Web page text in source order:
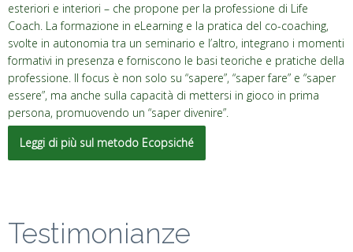
esteriori e interiori – che propone per la professione di Life
Coach. La formazione in eLearning e la pratica del co-coaching,
svolte in autonomia tra un seminario e l’altro, integrano i momenti
formativi in presenza e forniscono le basi teoriche e pratiche della
professione. Il focus è non solo su “sapere”, “saper fare” e “saper
essere”, ma anche sulla capacità di mettersi in gioco in prima
persona, promuovendo un “saper divenire”.
Leggi di più sul metodo Ecopsiché
Testimonianze